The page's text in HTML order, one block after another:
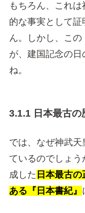
もちろん、これ
的な事実として
ん。しかし、こ
が、建国記念の
ね。
3.1.1 日本最古の
では、なぜ神武
ているのでしょ
成した 日本最古
ある『日本書紀』